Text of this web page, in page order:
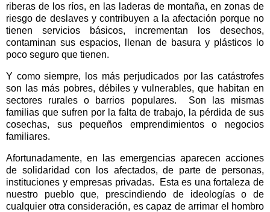
riberas de los ríos, en las laderas de montaña, en zonas de
riesgo de deslaves y contribuyen a la afectación porque no
tienen servicios básicos, incrementan los desechos,
contaminan sus espacios, llenan de basura y plásticos lo
poco seguro que tienen.
Y como siempre, los más perjudicados por las catástrofes
son las más pobres, débiles y vulnerables, que habitan en
sectores rurales o barrios populares.
Son las mismas
familias que sufren por la falta de trabajo, la pérdida de sus
cosechas, sus pequeños emprendimientos o negocios
familiares.
Afortunadamente, en las emergencias aparecen acciones
de solidaridad con los afectados, de parte de personas,
instituciones y empresas privadas.
Esta es una fortaleza de
nuestro pueblo que, prescindiendo de ideologías o de
cualquier otra consideración, es capaz de arrimar el hombro